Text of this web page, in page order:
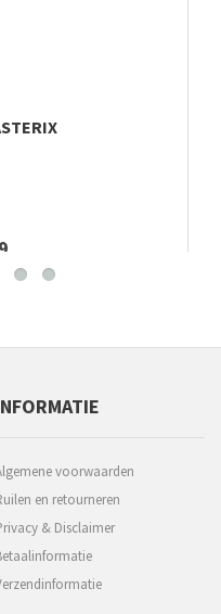
voorwaarden
en retourneren
& Disclaimer